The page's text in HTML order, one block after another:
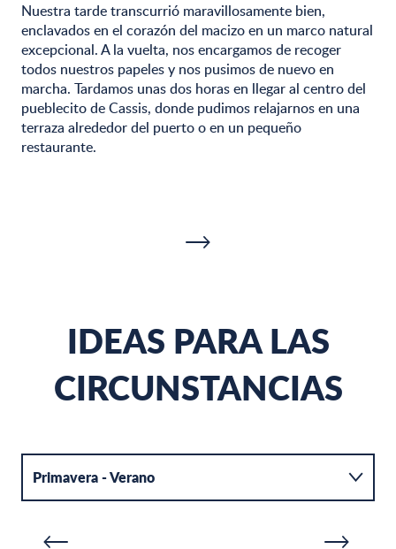
Nuestra tarde transcurrió maravillosamente bien,
enclavados en el corazón del macizo en un marco natural
excepcional. A la vuelta, nos encargamos de recoger
todos nuestros papeles y nos pusimos de nuevo en
marcha. Tardamos unas dos horas en llegar al centro del
pueblecito de Cassis, donde pudimos relajarnos en una
terraza alrededor del puerto o en un pequeño
restaurante.
IDEAS PARA LAS
CIRCUNSTANCIAS
Primavera - Verano
LAS CALANQUES EN BARCO
SEGUIR LEYENDO